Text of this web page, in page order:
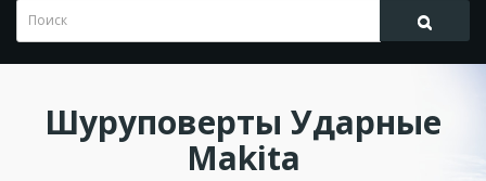
Шуруповерты Ударные
Makita